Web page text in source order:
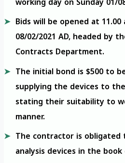
Bids will be opened at
08/02/2021 AD, headed by
Contracts Department.
The initial bond is $500 to
supplying the devices to
stating their suitability to
manner.
The contractor is obligated
analysis devices in the